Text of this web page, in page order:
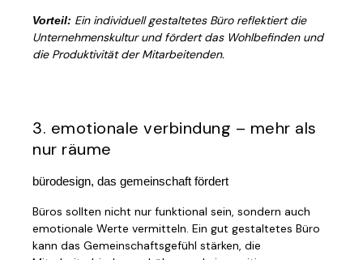
Vorteil: Ein individuell gestaltetes Büro reflektiert die
Unternehmenskultur und fördert das Wohlbefinden und
die Produktivität der Mitarbeitenden.
3. emotionale verbindung – mehr als
nur räume
bürodesign, das gemeinschaft fördert
Büros sollten nicht nur funktional sein, sondern auch
emotionale Werte vermitteln. Ein gut gestaltetes Büro
kann das Gemeinschaftsgefühl stärken, die